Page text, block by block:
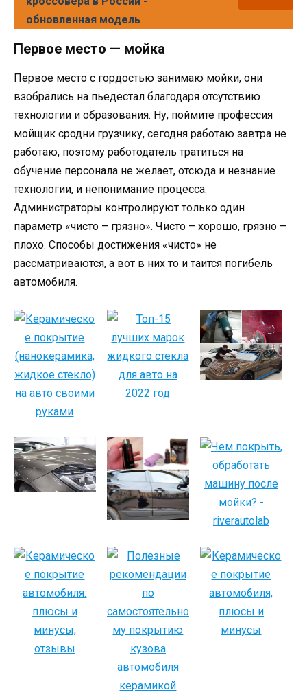
обновленная модель
Первое место — мойка
Первое место с гордостью занимаю мойки, они
взобрались на пьедестал благодаря отсутствию
технологии и образования. Ну, поймите профессия
мойщик сродни грузчику, сегодня работаю завтра не
работаю, поэтому работодатель тратиться на
обучение персонала не желает, отсюда и незнание
технологии, и непонимание процесса.
Администраторы контролируют только один
параметр «чисто – грязно». Чисто – хорошо, грязно –
плохо. Способы достижения «чисто» не
рассматриваются, а вот в них то и таится погибель
автомобиля.